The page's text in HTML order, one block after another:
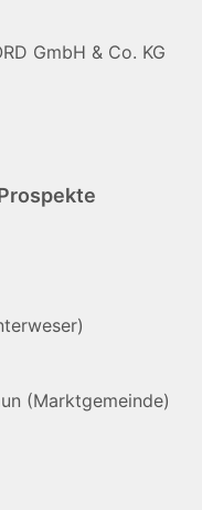
GmbH & Co. KG
(Marktgemeinde)